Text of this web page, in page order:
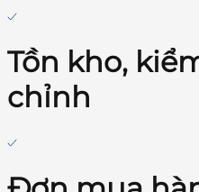
Tồn kho,
chỉnh